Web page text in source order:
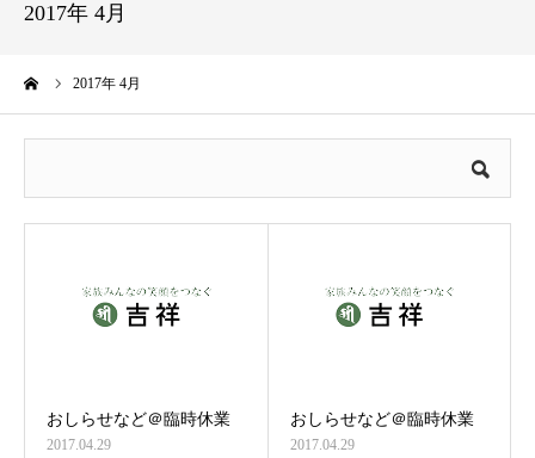
2017年 4月
2017年 4月
おしらせなど＠臨時休業
2017.04.29
おしらせなど＠臨時休業
2017.04.29